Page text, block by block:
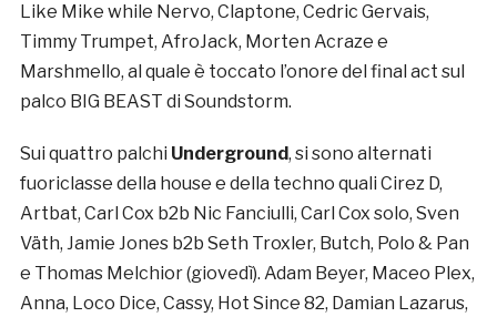
Like Mike while Nervo, Claptone, Cedric Gervais,
Timmy Trumpet, AfroJack, Morten Acraze e
Marshmello, al quale è toccato l’onore del final act sul
palco BIG BEAST di Soundstorm.
Sui quattro palchi Underground, si sono alternati
fuoriclasse della house e della techno quali Cirez D,
Artbat, Carl Cox b2b Nic Fanciulli, Carl Cox solo, Sven
Väth, Jamie Jones b2b Seth Troxler, Butch, Polo & Pan
e Thomas Melchior (giovedì). Adam Beyer, Maceo Plex,
Anna, Loco Dice, Cassy, Hot Since 82, Damian Lazarus,